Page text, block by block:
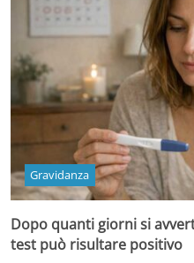
Gravidanza
Dopo quanti giorni si
test può risultare positivo